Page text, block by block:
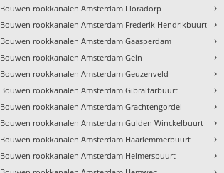
Bouwen rookkanalen Amsterdam Floradorp
Bouwen rookkanalen Amsterdam Frederik Hendrikbuurt
Bouwen rookkanalen Amsterdam Gaasperdam
Bouwen rookkanalen Amsterdam Gein
Bouwen rookkanalen Amsterdam Geuzenveld
Bouwen rookkanalen Amsterdam Gibraltarbuurt
Bouwen rookkanalen Amsterdam Grachtengordel
Bouwen rookkanalen Amsterdam Gulden Winckelbuurt
Bouwen rookkanalen Amsterdam Haarlemmerbuurt
Bouwen rookkanalen Amsterdam Helmersbuurt
›
›
›
›
›
›
›
›
›
›